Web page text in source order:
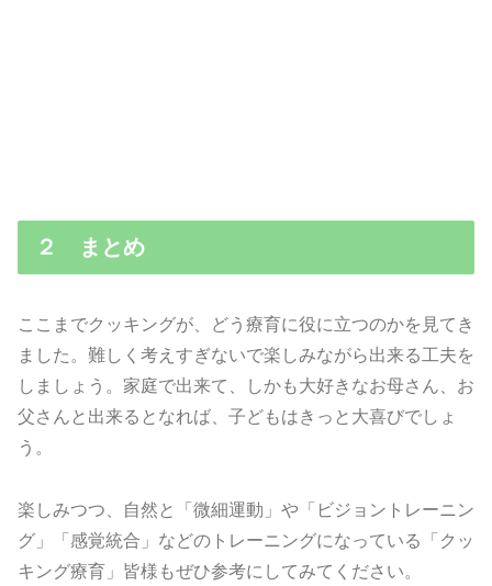
２ まとめ
ここまでクッキングが、どう療育に役に立つのかを見てき
ました。難しく考えすぎないで楽しみながら出来る工夫を
しましょう。家庭で出来て、しかも大好きなお母さん、お
父さんと出来るとなれば、子どもはきっと大喜びでしょ
う。
楽しみつつ、自然と「微細運動」や「ビジョントレーニン
グ」「感覚統合」などのトレーニングになっている「クッ
キング療育」皆様もぜひ参考にしてみてください。